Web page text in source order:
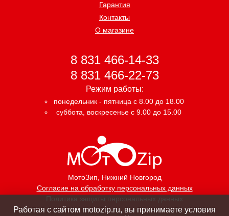
МотоЗип, Нижний Новгород
Согласие на обработку персональных данных
Политика защиты персональных данных
Гарантия
Контакты
О магазине
8 831 466-14-33
8 831 466-22-73
Режим работы:
понедельник - пятница с 8.00 до 18.00
суббота, воскресенье с 9.00 до 15.00
Работая с сайтом motozip.ru, вы принимаете условия